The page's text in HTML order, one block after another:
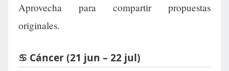
Aprovecha para compartir propuestas
originales.
♋ Cáncer (21 jun – 22 jul)